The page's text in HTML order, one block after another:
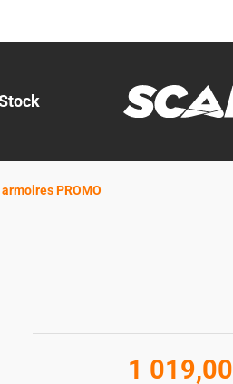
PROMO
1 019,00